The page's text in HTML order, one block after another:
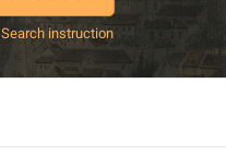
Search instruction